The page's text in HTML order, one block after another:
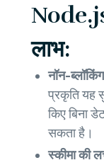
लाभ:
नॉन-
प्रकृति यह
किए बिना
सकता है।
स्कीमा की